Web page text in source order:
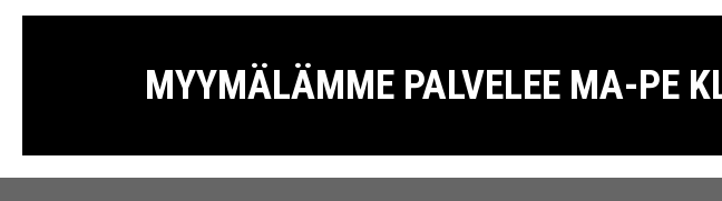
MYYMÄLÄMME PALVELEE MA-PE